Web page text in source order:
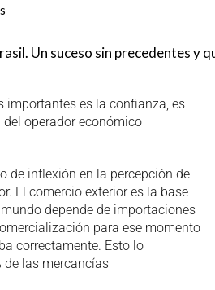
Un suceso sin precedentes y
importantes es la confianza, es
operador económico
de inflexión en la percepción de
El comercio exterior es la base
depende de importaciones
para ese momento
correctamente. Esto lo
de las mercancías